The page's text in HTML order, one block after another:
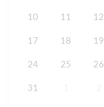
10 11 12
17 18 19
24 25 26
31